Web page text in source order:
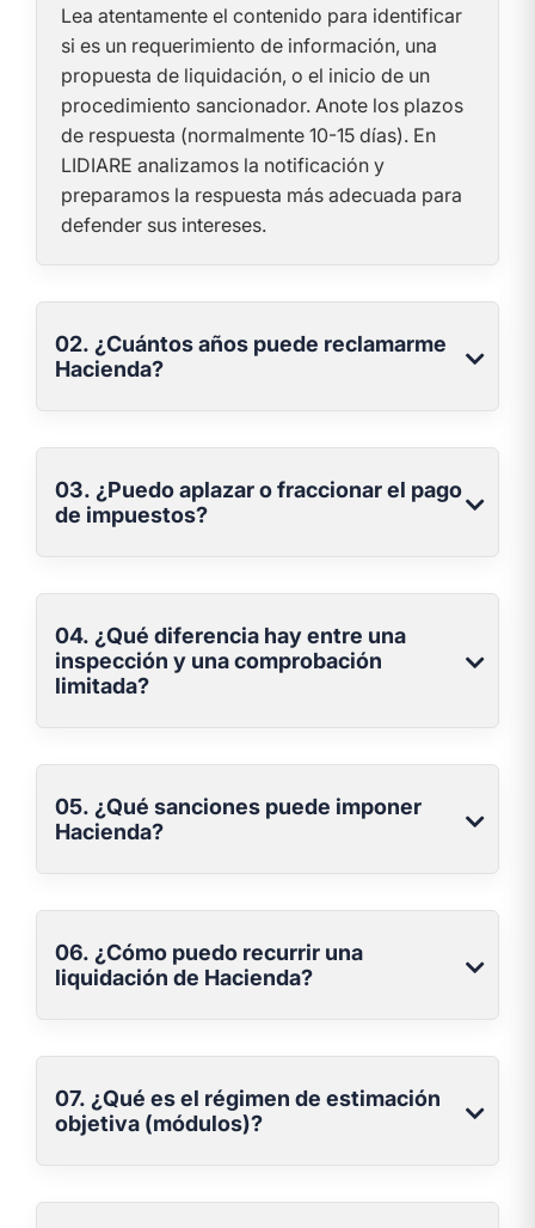
Lea atentamente el contenido para identificar
si es un requerimiento de información, una
propuesta de liquidación, o el inicio de un
procedimiento sancionador. Anote los plazos
de respuesta (normalmente 10-15 días). En
LIDIARE analizamos la notificación y
preparamos la respuesta más adecuada para
defender sus intereses.
02. ¿Cuántos años puede reclamarme
Hacienda?
03. ¿Puedo aplazar o fraccionar el pago
de impuestos?
04. ¿Qué diferencia hay entre una
inspección y una comprobación
limitada?
05. ¿Qué sanciones puede imponer
Hacienda?
06. ¿Cómo puedo recurrir una
liquidación de Hacienda?
07. ¿Qué es el régimen de estimación
objetiva (módulos)?